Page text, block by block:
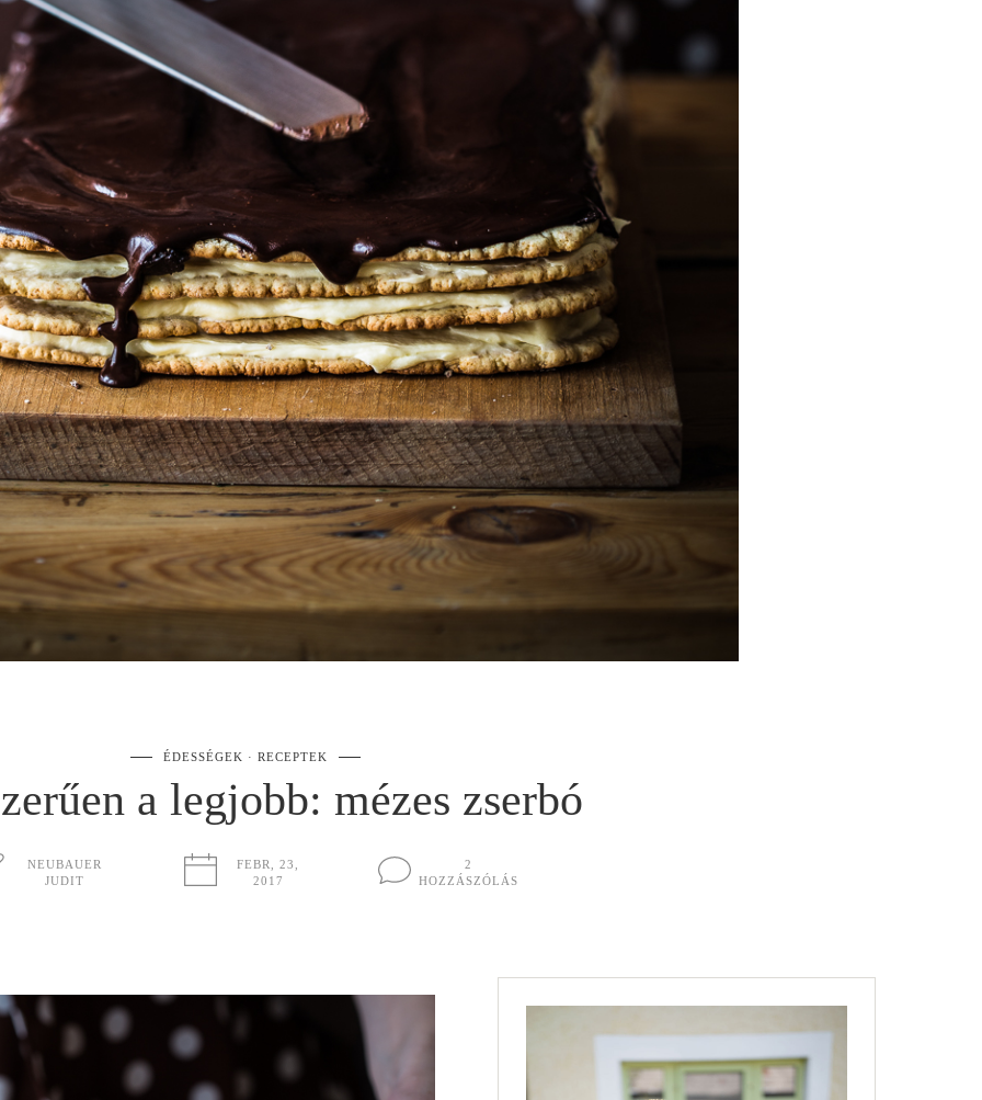
ÉDESSÉGEK RECEPTEK
a legjobb: mézes zserbó
NEUBAUER
JUDIT
FEBR, 23,
2017
2
HOZZÁSZÓLÁS